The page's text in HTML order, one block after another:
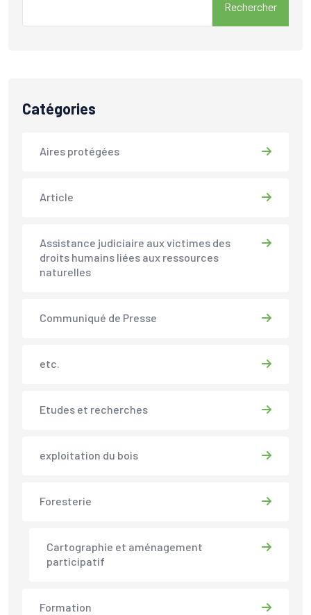
Rechercher
Catégories
Aires protégées
Article
Assistance judiciaire aux victimes des
droits humains liées aux ressources
naturelles
Communiqué de Presse
etc.
Etudes et recherches
exploitation du bois
Foresterie
Cartographie et aménagement
participatif
Formation